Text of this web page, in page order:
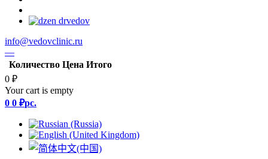
info@vedovclinic.ru
—
Количество Цена Итого
0 ₽
Your cart is empty
0 0 ₽pc.